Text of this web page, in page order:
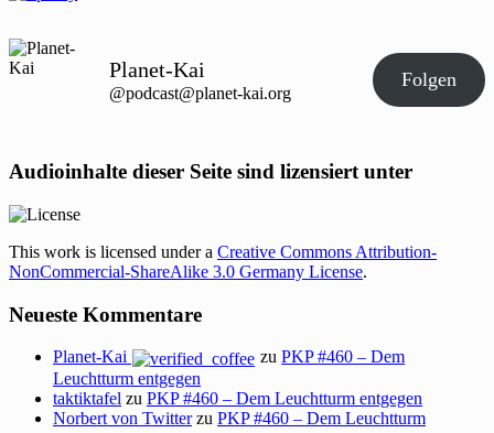
Planet-Kai
@podcast@planet-kai.org
Folgen
Audioinhalte dieser Seite sind lizensiert unter
This work is licensed under a Creative Commons Attribution-
NonCommercial-ShareAlike 3.0 Germany License.
Neueste Kommentare
Planet-Kai zuPKP #460 – Dem
Leuchtturm entgegen
taktiktafel zu PKP #460 – Dem Leuchtturm entgegen
Norbert von Twitterzu PKP #460 – Dem Leuchtturm